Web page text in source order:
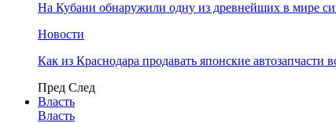
На Кубани обнаружили одну из древнейших в мире
Новости
Как из Краснодара продавать японские автозапчасти
Пред След
Власть
Власть